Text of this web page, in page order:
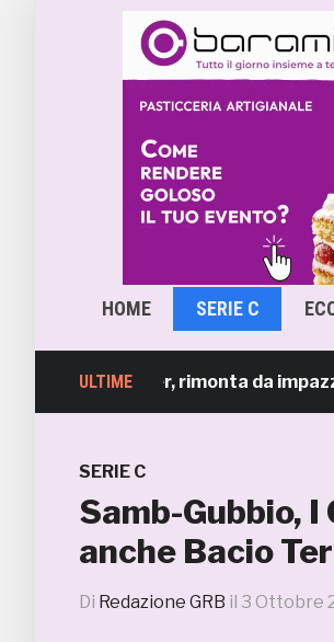
HOME SERIE C
ULTIME
Soccer, rimonta da impazzire:
SERIE C
Samb-Gubbio, I
anche Bacio
Di Redazione GRB il 3 Ottobre